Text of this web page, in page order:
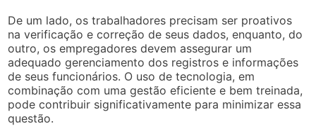
De um lado, os trabalhadores precisam ser proativos
na verificação e correção de seus dados, enquanto, do
outro, os empregadores devem assegurar um
adequado gerenciamento dos registros e informações
de seus funcionários. O uso de tecnologia, em
combinação com uma gestão eficiente e bem treinada,
pode contribuir significativamente para minimizar essa
questão.